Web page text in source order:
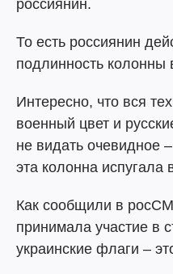
россиянин.
То есть россиянин
подлинность колонны
Интересно, что вся
военный цвет и
не видать очевидное
эта колонна испугала
Как сообщили в
принимала участие в
украинские флаги –